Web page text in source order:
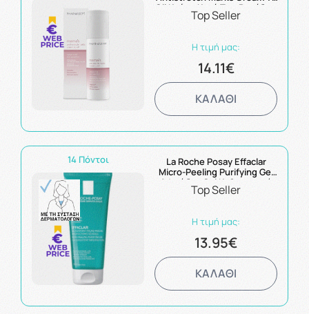
Oil Κρέμα Κατά Των Ραγάδων
150ml
Top Seller
Η τιμή μας:
14.11€
ΚΑΛΑΘΙ
14 Πόντοι
La Roche Posay Effaclar
Μicro-Peeling Purifying Gel
Αφρώδες Gel Καθαρισμού
Ενάντια σε Σοβαρές
Top Seller
Η τιμή μας:
13.95€
ΚΑΛΑΘΙ